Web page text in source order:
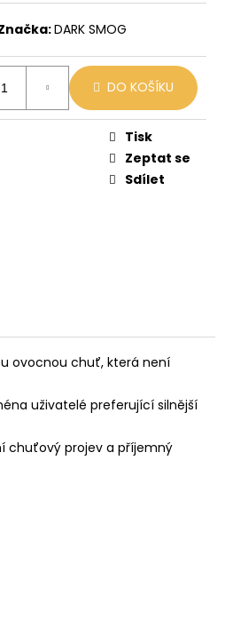
DARK SMOG
DO KOŠÍKU
Tisk
Zeptat se
Sdílet
ovocnou chuť, která není
uživatelé preferující silnější
chuťový projev a příjemný